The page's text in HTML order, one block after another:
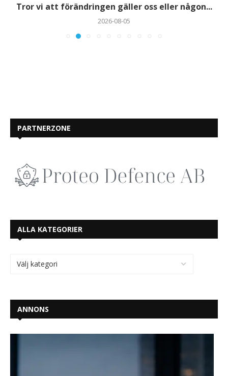
Tror vi att förändringen gäller oss eller någon...
2026-08-05
PARTNERZONE
ALLA KATEGORIER
ANNONS